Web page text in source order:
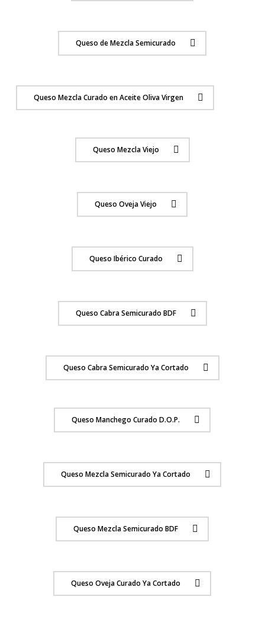
Queso de Mezcla Semicurado
Queso Mezcla Curado en Aceite Oliva Virgen
Queso Mezcla Viejo
Queso Oveja Viejo
Queso Ibérico Curado
Queso Cabra Semicurado BDF
Queso Cabra Semicurado Ya Cortado
Queso Manchego Curado D.O.P.
Queso Mezcla Semicurado Ya Cortado
Queso Mezcla Semicurado BDF
Queso Oveja Curado Ya Cortado